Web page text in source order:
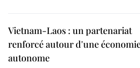
Vietnam-Laos : un partenariat
renforcé autour d'une
autonome